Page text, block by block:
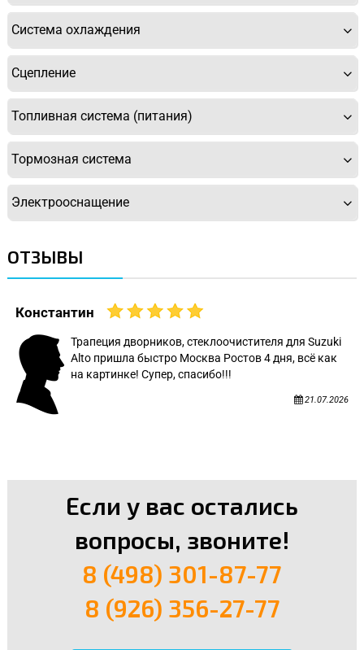
Система охлаждения
Сцепление
Топливная система (питания)
Тормозная система
Электрооснащение
ОТЗЫВЫ
Константин
Трапеция дворников, стеклоочистителя для Suzuki
Alto пришла быстро Москва Ростов 4 дня, всё как
на картинке! Супер, спасибо!!!
21.07.2026
Если у вас остались
вопросы, звоните!
8 (498) 301-87-77
8 (926) 356-27-77